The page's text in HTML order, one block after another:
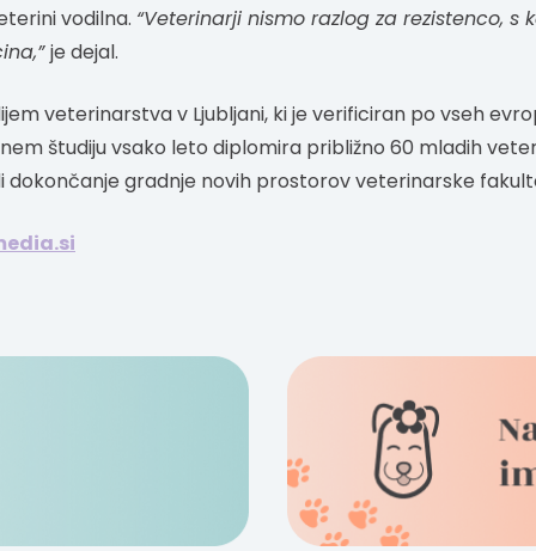
vodilna. “Veterinarji nismo razlog za rezistenco, s
je dejal.
veterinarstva v Ljubljani, ki je verificiran po vseh
študiju vsako leto diplomira približno 60 mladih
gradnje novih prostorov veterinarske